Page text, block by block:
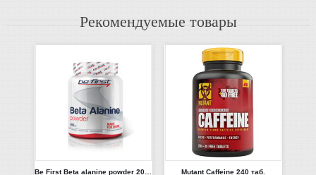
Рекомендуемые товары
Be First Beta alanine powder 200 гр. (без вкуса) Mutant Caffeine 240 таб.